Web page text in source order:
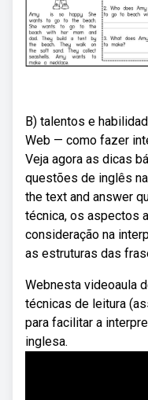
B) talentos e
Web — como fazer
Veja agora as dicas
questões de inglês
the text and answer
técnica, os aspectos
consideração na
as estruturas das
Webnesta videoaula
técnicas de leitura
para facilitar a
inglesa.